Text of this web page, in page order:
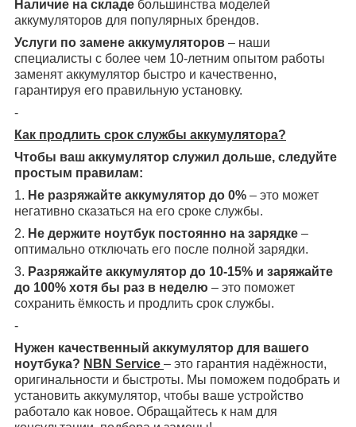
Наличие на складе большинства моделей
аккумуляторов для популярных брендов.
Услуги по замене аккумуляторов – наши
специалисты с более чем 10-летним опытом работы
заменят аккумулятор быстро и качественно,
гарантируя его правильную установку.
-
Как продлить срок службы аккумулятора?
Чтобы ваш аккумулятор служил дольше, следуйте
простым правилам:
1. Не разряжайте аккумулятор до 0% – это может
негативно сказаться на его сроке службы.
2. Не держите ноутбук постоянно на зарядке –
оптимально отключать его после полной зарядки.
3. Разряжайте аккумулятор до 10-15% и заряжайте
до 100% хотя бы раз в неделю – это поможет
сохранить ёмкость и продлить срок службы.
-
Нужен качественный аккумулятор для вашего
ноутбука? NBN Service – это гарантия надёжности,
оригинальности и быстроты. Мы поможем подобрать и
установить аккумулятор, чтобы ваше устройство
работало как новое. Обращайтесь к нам для